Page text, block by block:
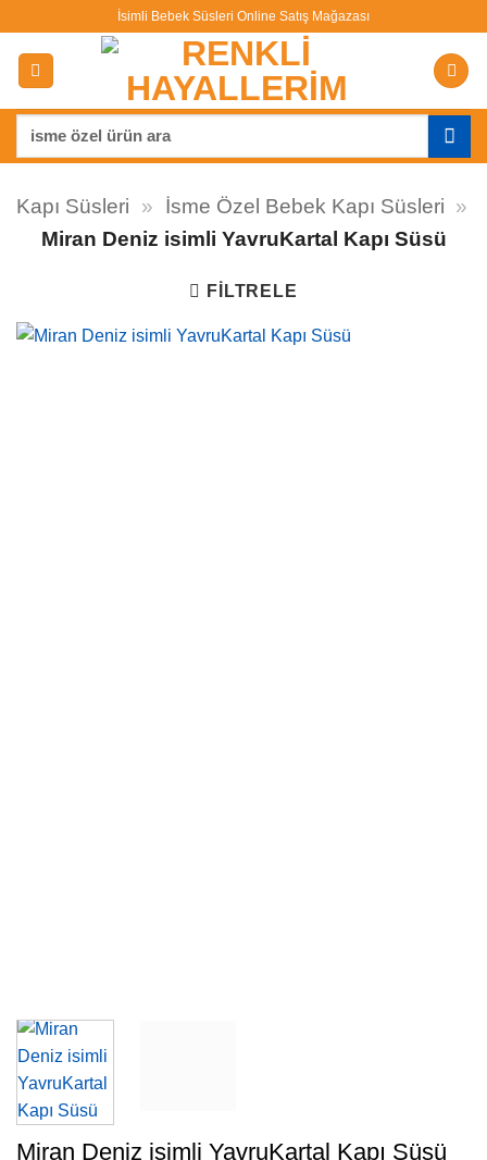
İsimli Bebek Süsleri Online Satış Mağazası
Kapı Süsleri » İsme Özel Bebek Kapı Süsleri »
Miran Deniz isimli YavruKartal Kapı Süsü
FILTRELE
Miran Deniz isimli YavruKartal Kapı Süsü